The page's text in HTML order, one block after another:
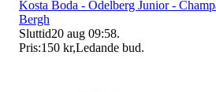
Kosta Boda - Odelberg Junior -
Bergh
Sluttid20 aug 09:58.
Pris:150 kr,Ledande bud.